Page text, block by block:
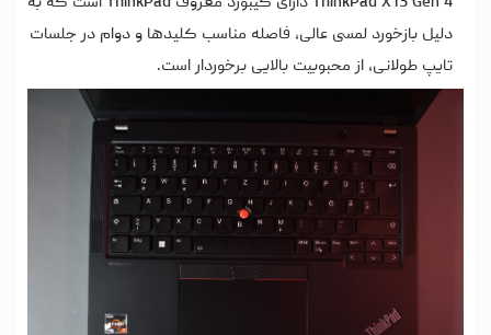
دلیل بازخورد لمسی عالی، فاصله مناسب کلیدها و دوام در جلسات
تایپ طولانی، از محبوبیت بالایی برخوردار است.